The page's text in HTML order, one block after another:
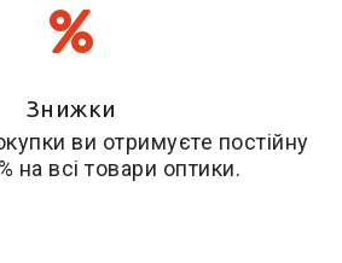
Знижки
ви отримуєте постійну
на всі товари оптики.